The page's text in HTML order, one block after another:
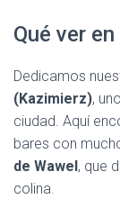
Qué ver
Dedicamos
(Kazimierz),
ciudad. Aquí
bares con
de Wawel , que
colina.